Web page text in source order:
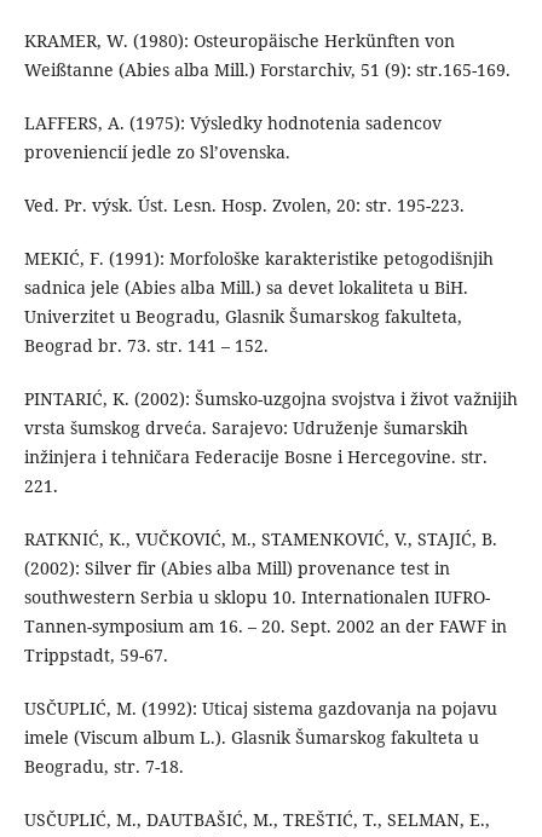
KRAMER, W. (1980): Osteuropäische Herkünften von
Weißtanne (Abies alba Mill.) Forstarchiv, 51 (9): str.165-169.
LAFFERS, A. (1975): Výsledky hodnotenia sadencov
proveniencií jedle zo Sl’ovenska.
Ved. Pr. výsk. Úst. Lesn. Hosp. Zvolen, 20: str. 195-223.
MEKIĆ, F. (1991): Morfološke karakteristike petogodišnjih
sadnica jele (Abies alba Mill.) sa devet lokaliteta u BiH.
Univerzitet u Beogradu, Glasnik Šumarskog fakulteta,
Beograd br. 73. str. 141 – 152.
PINTARIĆ, K. (2002): Šumsko-uzgojna svojstva i život važnijih
vrsta šumskog drveća. Sarajevo: Udruženje šumarskih
inžinjera i tehničara Federacije Bosne i Hercegovine. str.
221.
RATKNIĆ, K., VUČKOVIĆ, M., STAMENKOVIĆ, V., STAJIĆ, B.
(2002): Silver fir (Abies alba Mill) provenance test in
southwestern Serbia u sklopu 10. Internationalen IUFRO-
Tannen-symposium am 16. – 20. Sept. 2002 an der FAWF in
Trippstadt, 59-67.
USČUPLIĆ, M. (1992): Uticaj sistema gazdovanja na pojavu
imele (Viscum album L.). Glasnik Šumarskog fakulteta u
Beogradu, str. 7-18.
USČUPLIĆ, M., DAUTBAŠIĆ, M., TREŠTIĆ, T., SELMAN, E.,